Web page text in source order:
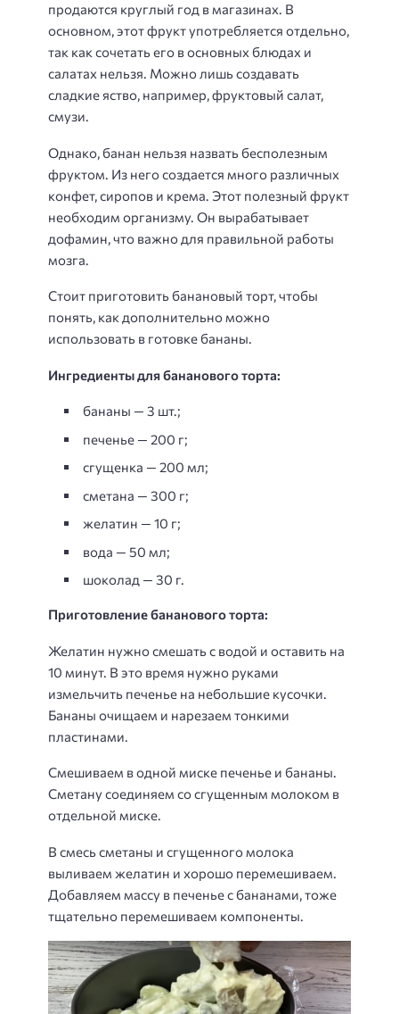
продаются круглый год в магазинах. В
основном, этот фрукт употребляется отдельно,
так как сочетать его в основных блюдах и
салатах нельзя. Можно лишь создавать
сладкие яство, например, фруктовый салат,
смузи.
Однако, банан нельзя назвать бесполезным
фруктом. Из него создается много различных
конфет, сиропов и крема. Этот полезный фрукт
необходим организму. Он вырабатывает
дофамин, что важно для правильной работы
мозга.
Стоит приготовить банановый торт, чтобы
понять, как дополнительно можно
использовать в готовке бананы.
Ингредиенты для бананового торта:
бананы — 3 шт.;
печенье — 200 г;
сгущенка — 200 мл;
сметана — 300 г;
желатин — 10 г;
вода — 50 мл;
шоколад — 30 г.
Приготовление бананового торта:
Желатин нужно смешать с водой и оставить на
10 минут. В это время нужно руками
измельчить печенье на небольшие кусочки.
Бананы очищаем и нарезаем тонкими
пластинами.
Смешиваем в одной миске печенье и бананы.
Сметану соединяем со сгущенным молоком в
отдельной миске.
В смесь сметаны и сгущенного молока
выливаем желатин и хорошо перемешиваем.
Добавляем массу в печенье с бананами, тоже
тщательно перемешиваем компоненты.